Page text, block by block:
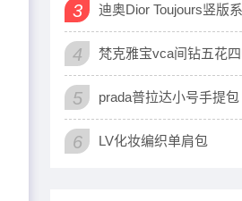
3
4 梵克雅宝vca间钻五花
5 prada普拉达小号手提包
6 LV化妆编织单肩包